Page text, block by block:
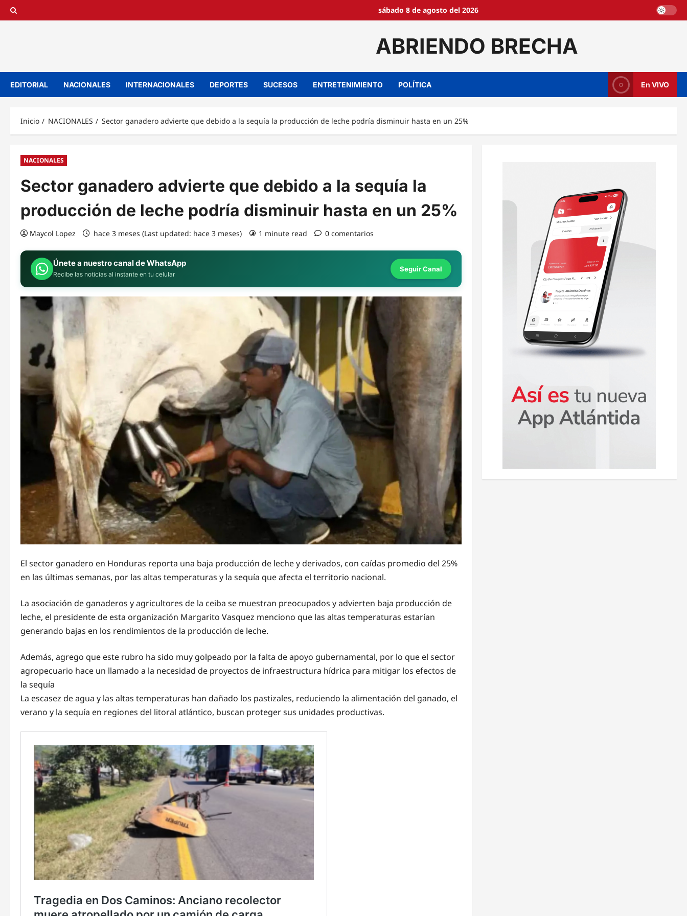
Saltar
sábado 8 de agosto del 2026
ABRIENDO BRECHA
EDITORIAL NACIONALES INTERNACIONALES DEPORTES SUCESOS ENTRETENIMIENTO POLÍTICA En VIVO
Inicio NACIONALES Sector ganadero advierte que debido a la sequía la producción de leche podría disminuir hasta en un 25%
NACIONALES
Sector ganadero advierte que debido a la sequía la
producción de leche podría disminuir hasta en un 25%
Maycol Lopez hace 3 meses (Last updated: hace 3 meses) 1 minute read 0 comentarios
Únete a nuestro canal de WhatsApp
Recibe las noticias al instante en tu celular
Seguir Canal
El sector ganadero en Honduras reporta una baja producción de leche y derivados, con caídas promedio del 25%
en las últimas semanas, por las altas temperaturas y la sequía que afecta el territorio nacional.
La asociación de ganaderos y agricultores de la ceiba se muestran preocupados y advierten baja producción de
leche, el presidente de esta organización Margarito Vasquez menciono que las altas temperaturas estarían
generando bajas en los rendimientos de la producción de leche.
Además, agrego que este rubro ha sido muy golpeado por la falta de apoyo gubernamental, por lo que el sector
agropecuario hace un llamado a la necesidad de proyectos de infraestructura hídrica para mitigar los efectos de
la sequía
La escasez de agua y las altas temperaturas han dañado los pastizales, reduciendo la alimentación del ganado, el
verano y la sequía en regiones del litoral atlántico, buscan proteger sus unidades productivas.